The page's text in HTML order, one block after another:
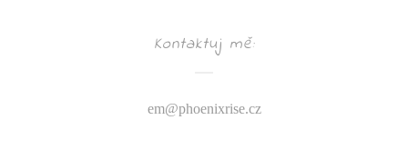
Kontaktuj mě:
em@phoenixrise.cz